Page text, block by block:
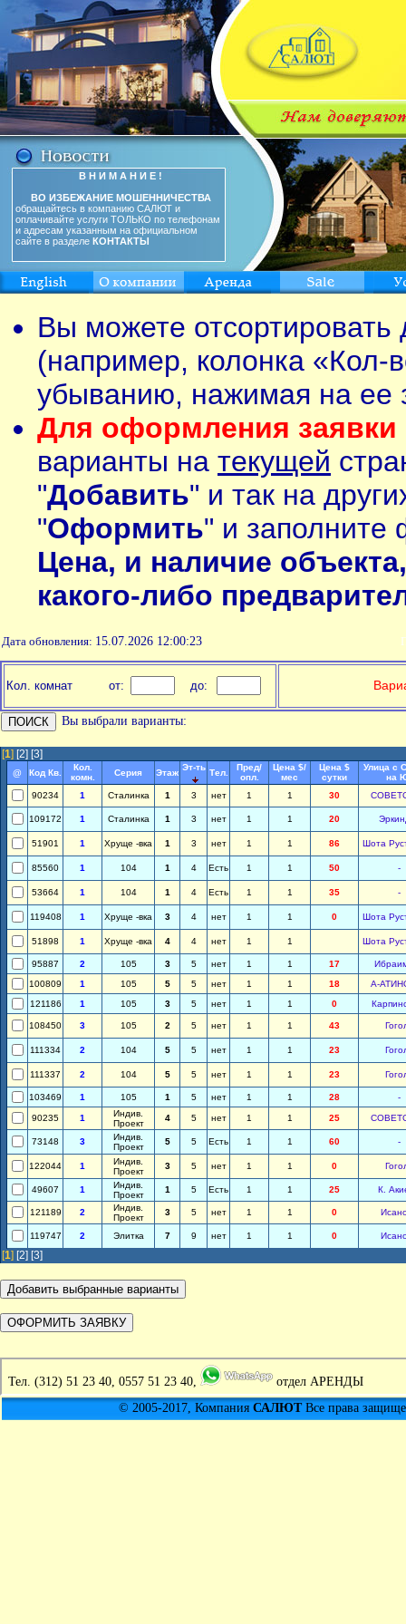
В Н И М А Н И Е !
ВО ИЗБЕЖАНИЕ МОШЕННИЧЕСТВА
обращайтесь в компанию САЛЮТ и
оплачивайте услуги ТОЛЬКО по телефонам
и адресам указанным на официальном
сайте в разделе КОНТАКТЫ
Вы можете
(например, колонка «Кол-
убыванию, нажимая на ее
Для оформления заявки
варианты на текущей
"Добавить" и так на
"Оформить" и заполните
Цена, и наличие
какого-либо
Дата обновления: 15.07.2026 12:00:23
Кол. комнат от: до:
Вы выбрали варианты:
[1] [2] [3]
@ Код Кв.
Кол.
комн.
Серия Этаж
Эт-ть
Тел.
Пред/
опл.
Цена $/
мес
Цена $
сутки
Улица с
на
90234
1 Сталинка 1 3 нет 1 1 30
109172 1 Сталинка 1 3 нет 1 1 20
51901 1 Хруще -вка 1 3 нет 1 1 86 Шота
85560 1 104 1 4 Есть 1 1 50 -
53664 1 104 1 4 Есть 1 1 35 -
119408 1 Хруще -вка 3 4 нет 1 1 0 Шота
51898 1 Хруще -вка 4 4 нет 1 1 Шота
95887 2 105 3 5 нет 1 1 17
100809
1 105 5 5 нет 1 1 18
А-
121186
1 105 3 5 нет 1 1 0
108450 3 105 2 5 нет 1 1 43
111334 2 104 5 5 нет 1 1 23
111337 2 104 5 5 нет 1 1 23
103469 1 105 1 5 нет 1 1 28 -
90235 1
Индив.
Проект
4 5 нет 1 1 25
73148 3
Индив.
Проект
5 5 Есть 1 1 60 -
122044 1
Индив.
Проект
3 5 нет 1 1 0
49607 1
Индив.
Проект
1 5 Есть 1 1 25 К.
121189 2
Индив.
Проект
3 5 нет 1 1 0
119747 2 Элитка 7 9 нет 1 1 0
[1] [2] [3]
Тел. (312) 51 23 40, 0557 51 23 40,
отдел АРЕНДЫ
© 2005-2017, Компания САЛЮТВсе права